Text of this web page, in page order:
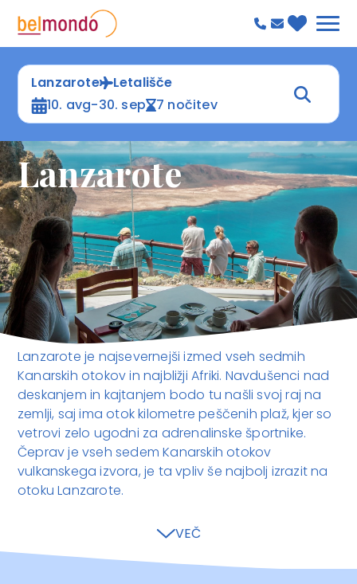
Lanzarote
Letališče
10. avg-30. sep
7 nočitev
Lanzarote
Lanzarote je najsevernejši izmed vseh sedmih
Kanarskih otokov in najbližji Afriki. Navdušenci nad
deskanjem in kajtanjem bodo tu našli svoj raj na
zemlji, saj ima otok kilometre peščenih plaž, kjer so
vetrovi zelo ugodni za adrenalinske športnike.
Čeprav je vseh sedem Kanarskih otokov
vulkanskega izvora, je ta vpliv še najbolj izrazit na
otoku Lanzarote.
VEČ